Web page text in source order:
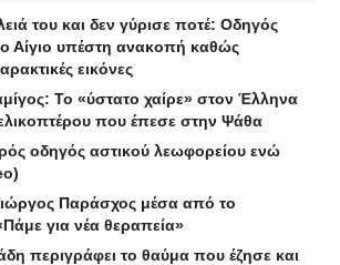
του και δεν γύρισε ποτέ: Οδηγός
Αίγιο υπέστη ανακοπή καθώς
εικόνες
Το «ύστατο χαίρε» στον Έλληνα
που έπεσε στην Ψάθα
οδηγός αστικού λεωφορείου ενώ
Παράσχος μέσα από το
για νέα θεραπεία»
περιγράφει το θαύμα που έζησε και